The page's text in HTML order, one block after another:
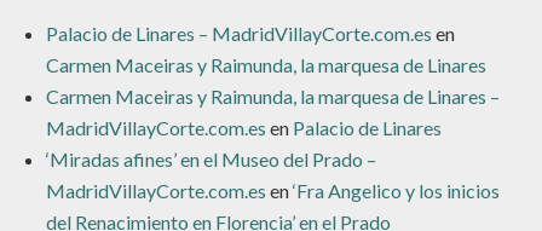
Palacio de Linares – MadridVillayCorte.com.es en
Carmen Maceiras y Raimunda, la marquesa de Linares
Carmen Maceiras y Raimunda, la marquesa de Linares –
MadridVillayCorte.com.es en Palacio de Linares
‘Miradas afines’ en el Museo del Prado –
MadridVillayCorte.com.es en‘Fra Angelico y los inicios
del Renacimiento en Florencia’ en el Prado